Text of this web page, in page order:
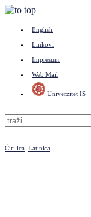
English
Linkovi
Impresum
Web Mail
Univerzitet IS
Ćirilica Latinica